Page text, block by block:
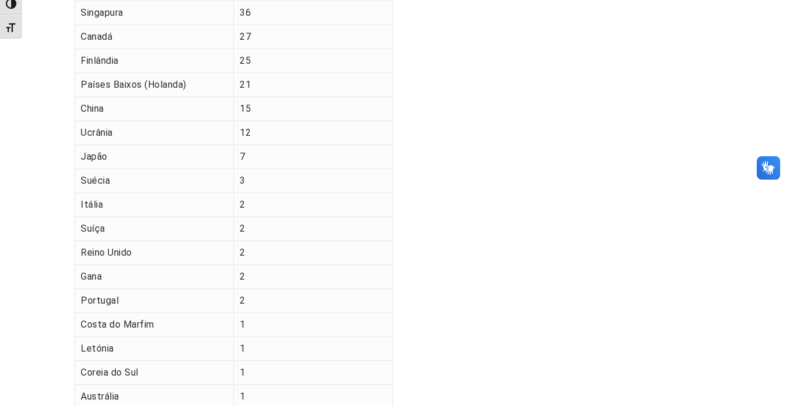
Alternar alto contraste
Alternar tamanho da fonte
Singapura 36
Canadá 27
Finlândia 25
Países Baixos (Holanda) 21
China 15
Ucrânia 12
Japão 7
Suécia 3
Itália 2
Suíça 2
Reino Unido 2
Gana 2
Portugal 2
Costa do Marfim 1
Letónia 1
Coreia do Sul 1
Austrália 1